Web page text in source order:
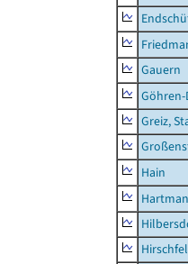
Gauern
Greiz,
Hain